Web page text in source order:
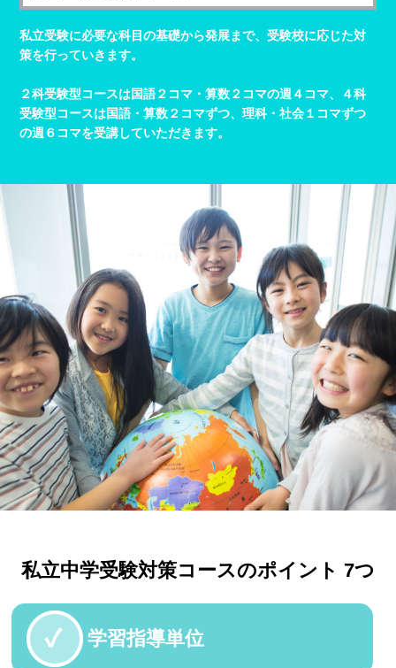
私立受験に必要な科目の基礎から発展まで、受験校に応じた対
策を行っていきます。
２科受験型コースは国語２コマ・算数２コマの週４コマ、４科
受験型コースは国語・算数２コマずつ、理科・社会１コマずつ
の週６コマを受講していただきます。
私立中学受験対策コースのポイント 7つ
学習指導単位